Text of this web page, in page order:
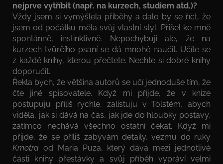
nejprve vytříbit (např. na kurzech, studiem atd.)?
Vždy jsem si vymýšlela příběhy a dalo by se říct, že
jsem od počátku měla svůj vlastní styl. Přišel ke mně
spontánně, instinktivně. Nepochybuji ale, že na
kurzech tvůrčího psaní se dá mnohé naučit. Učíte se
z každé knihy, kterou přečtete. Nechte si dobré knihy
doporučit.
Řekla bych, že většina autorů se učí jednoduše tím, že
čte jiné spisovatele. Když mi přijde, že v knize
postupuju příliš rychle, zalistuju v Tolstém, abych
viděla, jak si dává na čas, jak jde do hloubky postavy,
zatímco nechává všechno ostatní čekat. Když mi
přijde, že se příliš zabývám detaily, vezmu do ruky
Kmotra od Maria Puza, který dává mezi jednotlivé
části knihy přestávky a svůj příběh vypráví velmi